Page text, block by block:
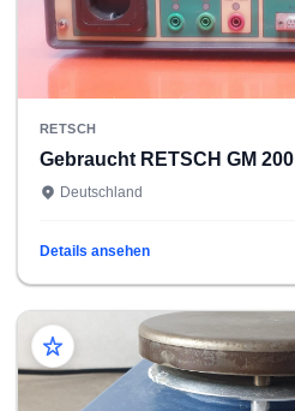
RETSCH
Gebraucht RETSCH GM 200
Deutschland
Details ansehen